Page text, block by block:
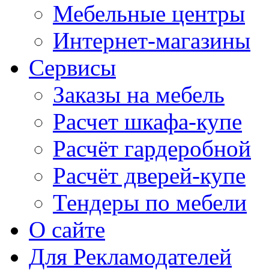
Мебельные центры
Интернет-магазины
Сервисы
Заказы на мебель
Расчет шкафа-купе
Расчёт гардеробной
Расчёт дверей-купе
Тендеры по мебели
О сайте
Для Рекламодателей